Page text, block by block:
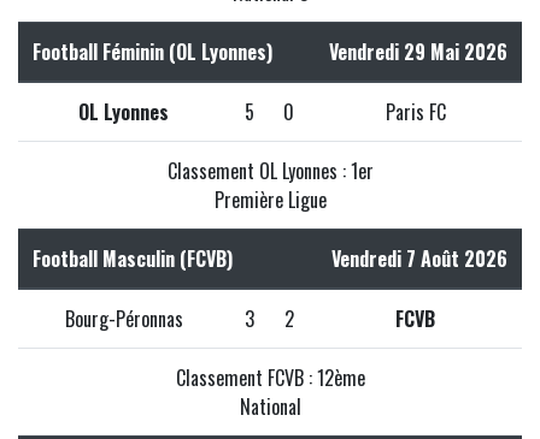
Football Féminin (OL Lyonnes) Vendredi 29 Mai 2026
OL Lyonnes 5 0 Paris FC
Classement OL Lyonnes : 1er
Première Ligue
Football Masculin (FCVB) Vendredi 7 Août 2026
Bourg-Péronnas 3 2 FCVB
Classement FCVB : 12ème
National